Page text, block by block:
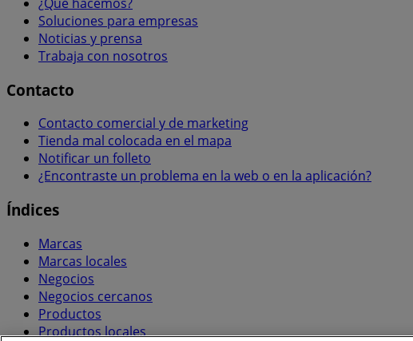
Soluciones para empresas
Noticias y prensa
Trabaja con nosotros
Contacto
Contacto comercial y de marketing
Tienda mal colocada en el mapa
Notificar un folleto
¿Encontraste un problema en la web o en la aplicación?
Índices
Marcas
Marcas locales
Negocios
Negocios cercanos
Productos
Productos locales